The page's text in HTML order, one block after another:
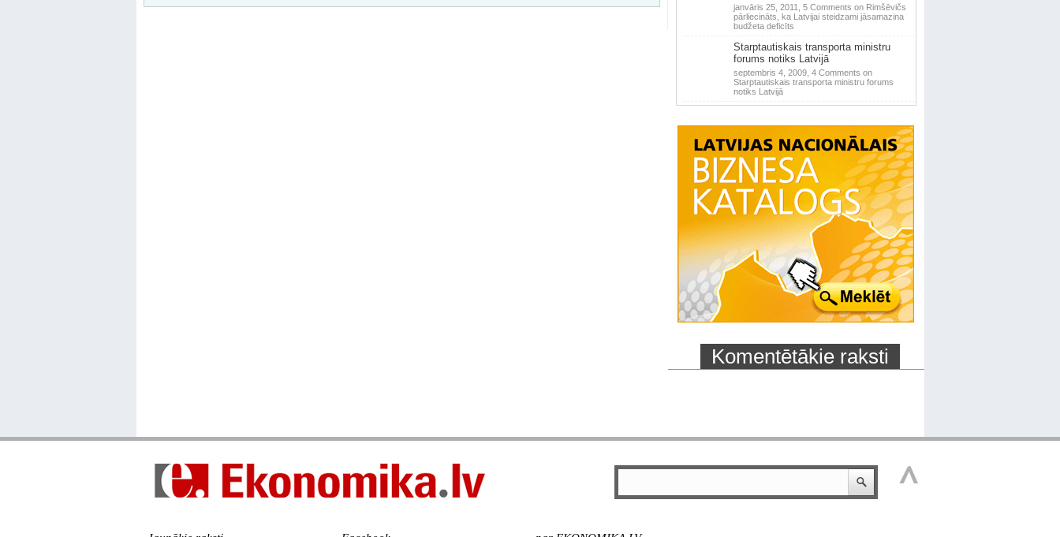
janvāris 25, 2011, 5 Comments on Rimšēvičs
pārliecināts, ka Latvijai steidzami jāsamazina
budžeta deficīts
Starptautiskais transporta ministru
forums notiks Latvijā
septembris 4, 2009, 4 Comments on
Starptautiskais transporta ministru forums
notiks Latvijā
Komentētākie raksti